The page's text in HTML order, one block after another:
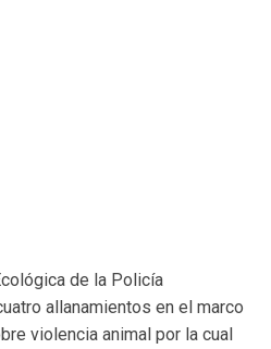
de la Policía
allanamientos en el marco
violencia animal por la cual